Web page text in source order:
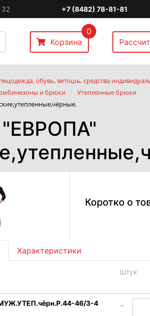
32 +7 (8482) 78-81-81
Корзина
0
обувь, ветошь, средства
и брюки
Утепленные брюки
Коротко о
Характеристики
Штук
46/3-4 -